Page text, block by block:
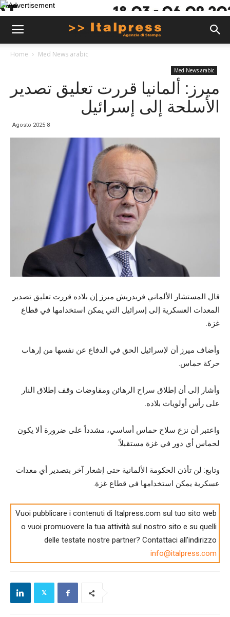
Home Med News arabic
Med News arabic
ميرز: ألمانيا قررت تعليق تصدير
الأسلحة إلى إسرائيل
8 Agosto 2025
قال المستشار الألماني فريدريش ميرز إن بلاده قررت تعليق تصدير
المعدات العسكرية إلى إسرائيل التي يمكن استخدامها في قطاع
غزة.
وأضاف ميرز أن لإسرائيل الحق في الدفاع عن نفسها من إرهاب
حركة حماس.
وأشار إلى أن إطلاق سراح الرهائن ومفاوضات وقف إطلاق النار
على رأس أولويات بلاده.
واعتبر أن نزع سلاح حماس أساسي، مشدداً على ضرورة ألا يكون
لحماس أي دور في غزة مستقبلاً.
وتابع: لن تأذن الحكومة الألمانية حتى إشعار آخر بتصدير أي معدات
عسكرية يمكن استخدامها في قطاع غزة.
Vuoi pubblicare i contenuti di Italpress.com sul tuo sito web
o vuoi promuovere la tua attività sul nostro sito e su quelli
delle testate nostre partner? Contattaci all'indirizzo
info@italpress.com